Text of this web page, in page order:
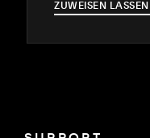
ZUWEISEN LASSEN
→